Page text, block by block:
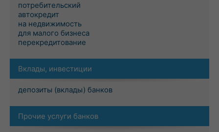
потребительский
автокредит
на недвижимость
для малого бизнеса
перекредитование
Вклады, инвестиции
депозиты (вклады) банков
Прочие услуги банков